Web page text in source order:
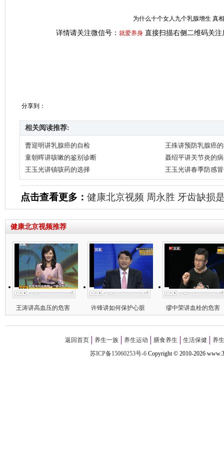
为什么十个女人九个乳腺增生 真
详情请关注微信号： 就爱养身 直接扫描右侧二维码关注
分享到：
相关阅读推荐:
曹迎明讲乳腺癌的自检
王殊讲预防乳腺癌
童朝晖讲咳嗽的鉴别诊断
聂绍平讲关节炎的
王玉光讲镇咳药的选择
王玉光讲春季防感
点击查看更多： 健康北京视频 周永胜 牙齿缺损
健康北京视频推荐
王涛讲高血压的危害 许锋讲如何保护心脏 缪中荣讲血栓的危害
返回首页 养生一族 养生运动 膳食养生 生活保健
养
苏ICP备15060253号-6Copyright©2010-2026